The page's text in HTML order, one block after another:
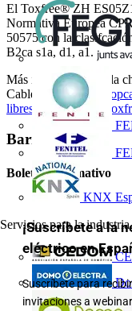
KNX
Servicios para la industria
El Toxfree® ZH
Normativa Europea
50575 con la
B2ca s1a, d1, a1.
Más información en la
Cable:
https://
libres-de-halogenos/
Barra lateral
Boletín informativo
¡Suscríbete a la
eléctrico en
Suscríbete para
invitaciones a